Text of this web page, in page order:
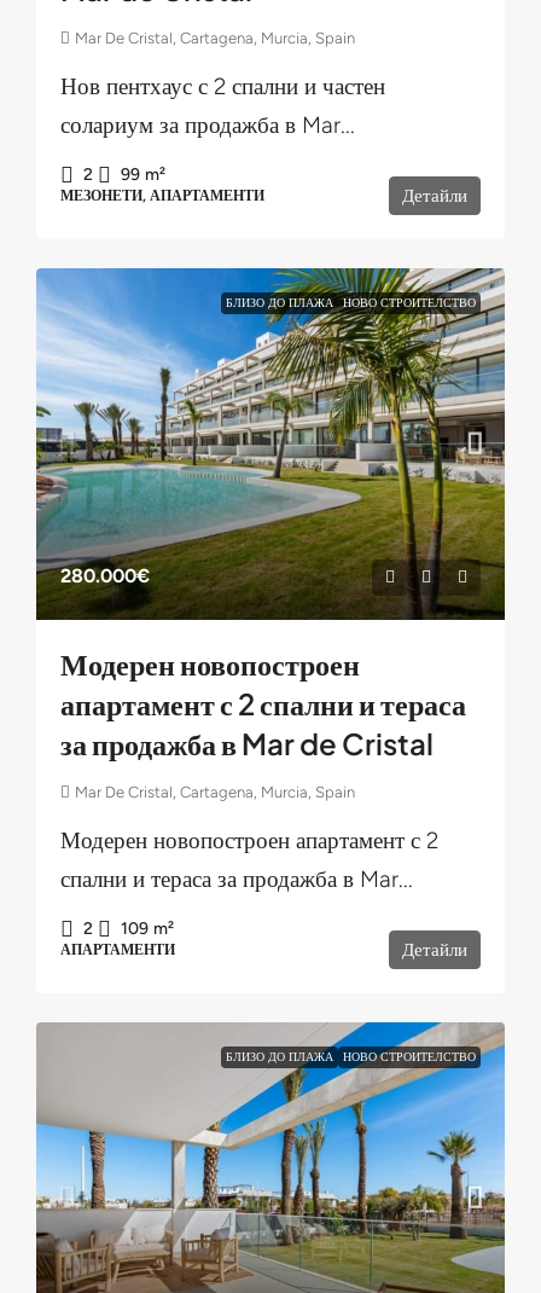
Mar De Cristal, Cartagena, Murcia, Spain
Нов пентхаус с 2 спални и частен
солариум за продажба в Mar...
2 99 m²
МЕЗОНЕТИ, АПАРТАМЕНТИ Детайли
БЛИЗО ДО ПЛАЖА НОВО СТРОИТЕЛСТВО
280.000€
Модерен новопостроен
апартамент с 2 спални и тераса
за продажба в Mar de Cristal
Mar De Cristal, Cartagena, Murcia, Spain
Модерен новопостроен апартамент с 2
спални и тераса за продажба в Mar...
2 109 m²
АПАРТАМЕНТИ Детайли
БЛИЗО ДО ПЛАЖА НОВО СТРОИТЕЛСТВО